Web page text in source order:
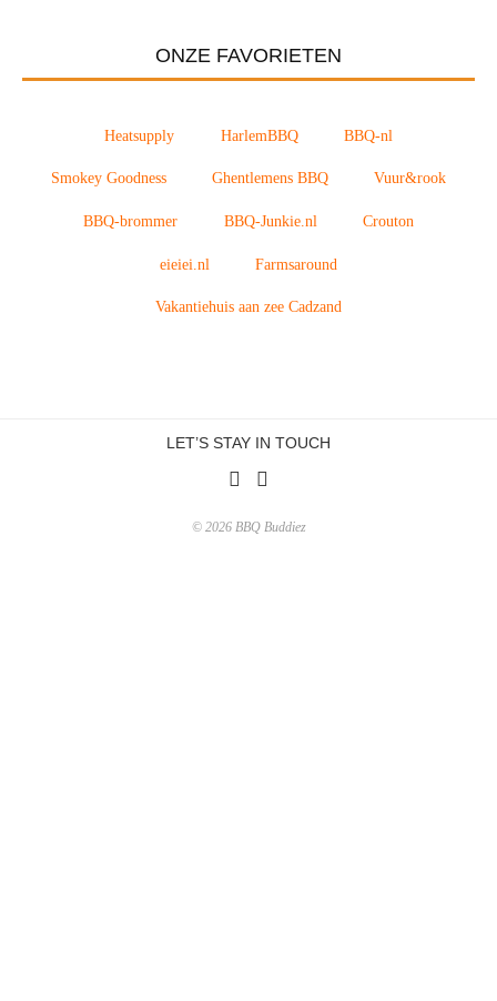
ONZE FAVORIETEN
Heatsupply HarlemBBQ BBQ-nl
Smokey Goodness Ghentlemens BBQ Vuur&rook
BBQ-brommer BBQ-Junkie.nl Crouton
eieiei.nl Farmsaround
Vakantiehuis aan zee Cadzand
LET’S STAY IN TOUCH
© 2026 BBQ Buddiez